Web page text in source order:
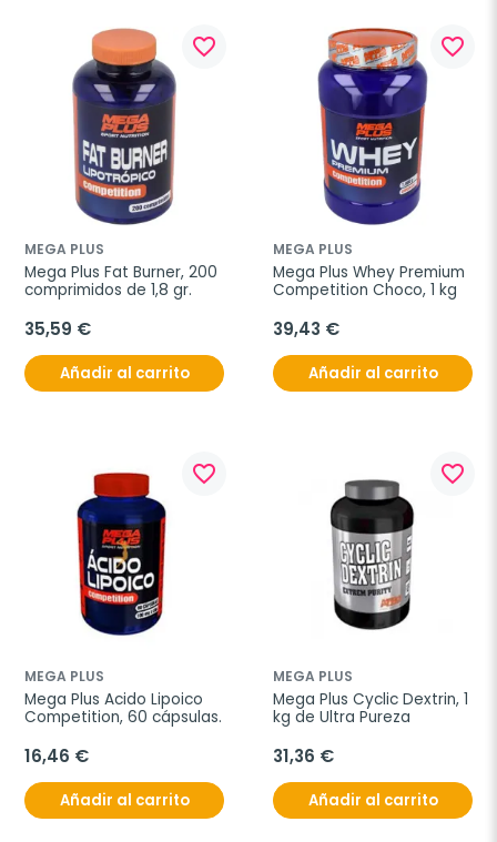
favorite_border
MEGA PLUS
Mega Plus Fat Burner, 200
comprimidos de 1,8 gr.
35,59 €
Añadir al carrito
favorite_border
MEGA PLUS
Mega Plus Whey Premium
Competition Choco, 1 kg
39,43 €
Añadir al carrito
favorite_border
MEGA PLUS
Mega Plus Acido Lipoico
Competition, 60 cápsulas.
16,46 €
Añadir al carrito
favorite_border
MEGA PLUS
Mega Plus Cyclic Dextrin, 1
kg de Ultra Pureza
31,36 €
Añadir al carrito